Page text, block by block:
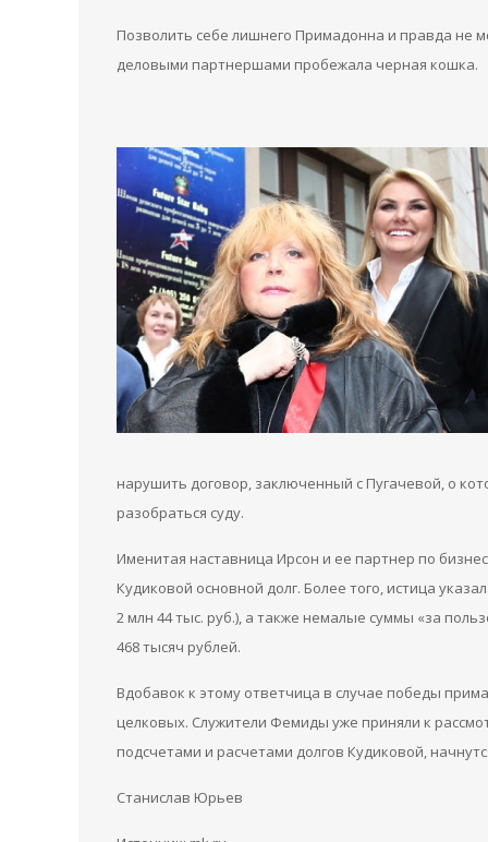
Позволить себе лишнего Примадонна и правда не
деловыми партнершами пробежала черная кошка.
нарушить договор, заключенный с Пугачевой, о
разобраться суду.
Именитая наставница Ирсон и ее партнер по
Кудиковой основной долг. Более того, истица
2 млн 44 тыс. руб.), а также немалые суммы «за
468 тысяч рублей.
Вдобавок к этому ответчица в случае победы
целковых. Служители Фемиды уже приняли к
подсчетами и расчетами долгов Кудиковой,
Станислав Юрьев